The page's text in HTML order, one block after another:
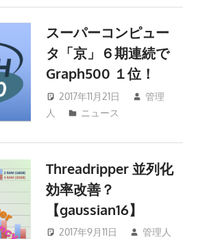
スーパーコンピュー
タ「京」６期連続で
Graph500 １位！
2017年11月21日
管理
人
ニュース
Threadripper 並列化
効率改善？
【gaussian16】
2017年9月11日
管理人